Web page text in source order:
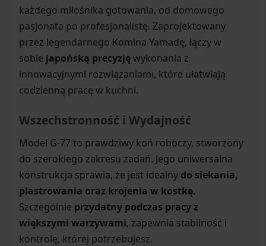
każdego miłośnika gotowania, od domowego
pasjonata po profesjonalistę. Zaprojektowany
przez legendarnego Komina Yamadę, łączy w
sobie japońską precyzjęwykonania z
innowacyjnymi rozwiązaniami, które ułatwiają
codzienną pracę w kuchni.
Wszechstronność i Wydajność
Model G-77 to prawdziwy koń roboczy, stworzony
do szerokiego zakresu zadań. Jego uniwersalna
konstrukcja sprawia, że jest idealny do siekania,
plastrowania oraz krojenia w kostkę.
Szczególnie przydatny podczas pracy z
większymi warzywami, zapewnia stabilność i
kontrolę, której potrzebujesz.